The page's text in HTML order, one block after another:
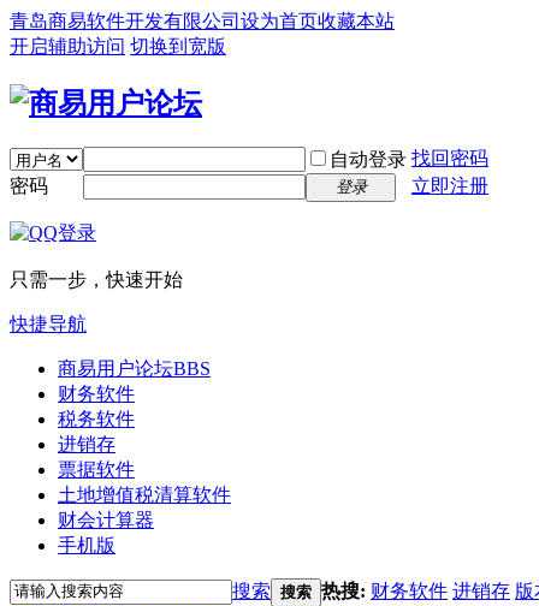
青岛商易软件开发有限公司 设为首页收藏本站
开启辅助访问 切换到宽版
自动登录 找回密码
密码
登录 立即注册
只需一步，快速开始
快捷导航
商易用户论坛BBS
财务软件
税务软件
进销存
票据软件
土地增值税清算软件
财会计算器
手机版
搜索 搜索 热搜: 财务软件 进销存 版